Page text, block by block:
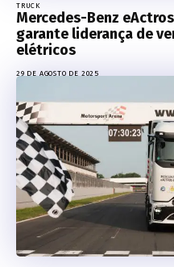
TRUCK
Mercedes-Benz
garante liderança de
elétricos
29 DE AGOSTO DE 2025